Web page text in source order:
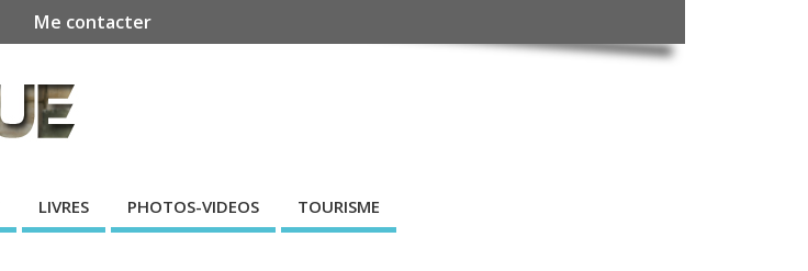
Me contacter
LIVRES PHOTOS-VIDEOS TOURISME